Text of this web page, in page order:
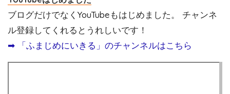
ブログだけでなくYouTubeもはじめました。 チャンネ
ル登録してくれるとうれしいです！
➡︎ 「ふまじめにいきる」のチャンネルはこちら